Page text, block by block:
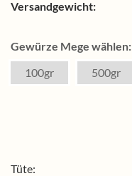
Versandgewicht:
Gewürze Mege wählen:
100gr
500gr
Tüte: